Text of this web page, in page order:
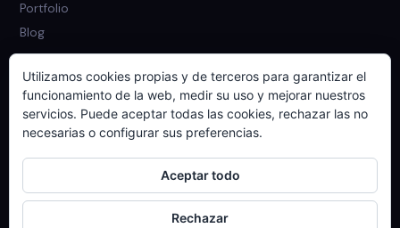
Portfolio
Blog
LEGAL
Política de privacidad
Política de cookies
Contacto
Utilizamos cookies propias y de terceros para garantizar el
funcionamiento de la web, medir su uso y mejorar nuestros
servicios. Puede aceptar todas las cookies, rechazar las no
necesarias o configurar sus preferencias.
Aceptar todo
Rechazar